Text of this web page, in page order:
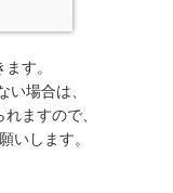
す。
場合は、
ますので、
いします。